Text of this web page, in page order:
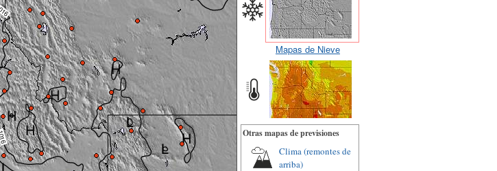
Mapas de Nieve
Otras mapas de previsiones
Clima (remontes de
arriba)